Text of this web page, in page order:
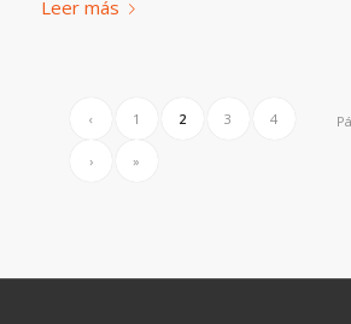
Leer más
‹ 1 2 3 4
› »